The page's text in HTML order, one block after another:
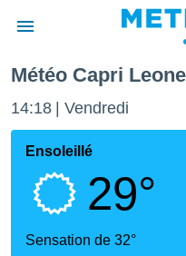
de
Météo Capri Leone
14:18 Vendredi
Ensoleillé
29°
Sensation de 32°